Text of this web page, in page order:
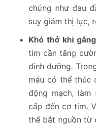
chứng như đau
suy giảm thị lực,
Khó thở khi
tim cần tăng
dinh dưỡng.
máu có thể thúc
động mạch, làm
cấp đến cơ tim.
thể bắt nguồn từ